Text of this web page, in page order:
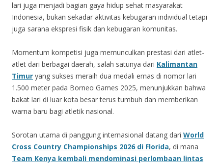
lari juga menjadi bagian gaya hidup sehat masyarakat
Indonesia, bukan sekadar aktivitas kebugaran individual tetapi
juga sarana ekspresi fisik dan kebugaran komunitas.
Momentum kompetisi juga memunculkan prestasi dari atlet-
atlet dari berbagai daerah, salah satunya dari Kalimantan
Timur yang sukses meraih dua medali emas di nomor lari
1.500 meter pada Borneo Games 2025, menunjukkan bahwa
bakat lari di luar kota besar terus tumbuh dan memberikan
warna baru bagi atletik nasional.
Sorotan utama di panggung internasional datang dari World
Cross Country Championships 2026 di Florida, di mana
Team Kenya kembali mendominasi perlombaan lintas